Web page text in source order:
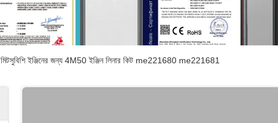
মিটসুবিশি ইঞ্জিনের জন্য 4M50 ইঞ্জিন লিনার কিট me221680 me221681